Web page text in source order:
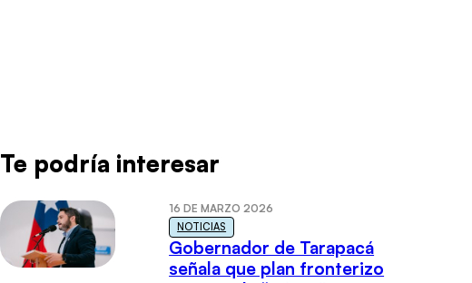
Te podría interesar
16 DE MARZO 2026
NOTICIAS
Gobernador de Tarapacá
señala que plan fronterizo